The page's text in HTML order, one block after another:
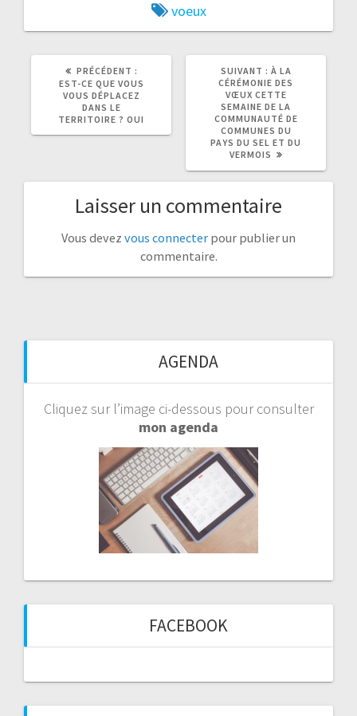
voeux
PRÉCÉDENT :
ARTICLE
PRÉCÉDENT
EST-CE QUE VOUS
VOUS DÉPLACEZ
DANS LE
TERRITOIRE ? OUI
SUIVANT :
ARTICLE
À LA
CÉRÉMONIE DES
VŒUX CETTE
SEMAINE DE LA
COMMUNAUTÉ DE
COMMUNES DU
PAYS DU SEL ET DU
VERMOIS
Laisser un commentaire
Vous devez vous connecter pour publier un
commentaire.
AGENDA
Cliquez sur l’image ci-dessous pour consulter
mon agenda
FACEBOOK